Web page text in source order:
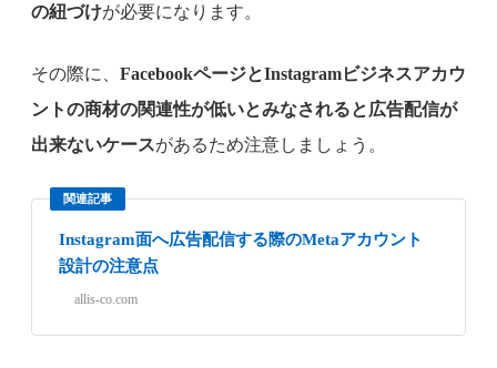
の紐づけが必要になります。
その際に、 FacebookページとInstagramビジネスアカウ
ントの商材の関連性が低いとみなされると広告配信が
出来ないケースがあるため注意しましょう。
関連記事
Instagram面へ広告配信する際のMetaアカウント
設計の注意点
allis-co.com